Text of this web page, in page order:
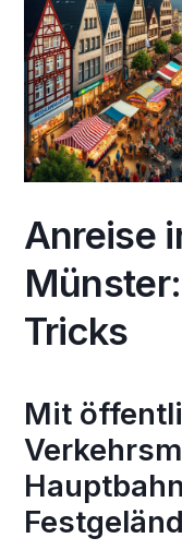
Anreise
Tricks
Mit